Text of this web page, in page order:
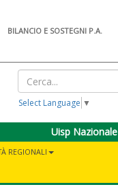
BILANCIO E SOSTEGNI P.A.
Select Language ▼
Uisp Nazionale
REGIONALI